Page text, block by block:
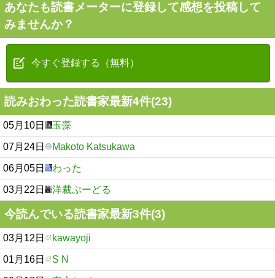
あなたも読書メーターに登録して感想を投稿して
みませんか？
今すぐ登録する（無料）
読みおわった読書家最新4件(23)
05月10日 玉藻
07月24日 Makoto Katsukawa
06月05日 わった
03月22日 洋裁ぷーどる
今読んでいる読書家最新3件(3)
03月12日 kawayoji
01月16日 S N